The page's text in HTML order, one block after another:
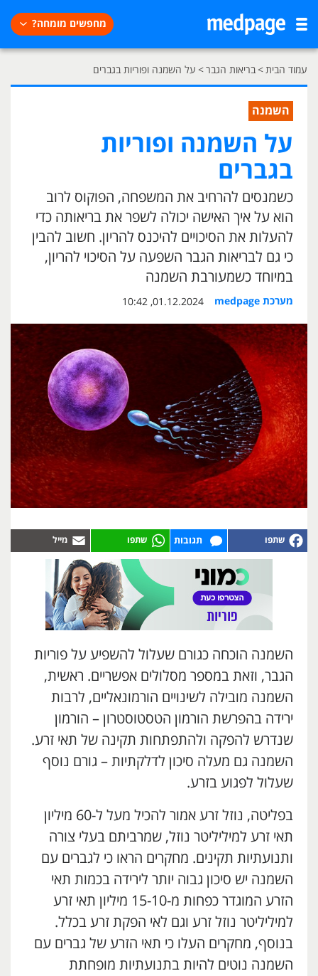
מחפשים מומחה?
עמוד הבית>בריאות הגבר> על השמנה ופוריות בגברים
השמנה
על השמנה ופוריות
בגברים
כשמנסים להרחיב את המשפחה, הפוקוס לרוב
הוא על איך האישה יכולה לשפר את בריאותה כדי
להעלות את הסיכויים להיכנס להריון. חשוב להבין
כי גם לבריאות הגבר השפעה על הסיכוי להריון,
במיוחד כשמעורבת השמנה
מערכת medpage 01.12.2024, 10:42
תגובות
השמנה הוכחה כגורם שעלול להשפיע על פוריות
הגבר, וזאת במספר מסלולים אפשריים. ראשית,
השמנה מובילה לשינויים הורמונאליים, לרבות
ירידה בהפרשת הורמון הטסטוסטרון – הורמון
שנדרש להפקה ולהתפתחות תקינה של תאי זרע.
השמנה גם מעלה סיכון לדלקתיות – גורם נוסף
שעלול לפגוע בזרע.
בפליטה, נוזל זרע אמור להכיל מעל ל-60 מיליון
תאי זרע למיליליטר נוזל, שמרביתם בעלי צורה
ותנועתיות תקינים. מחקרים הראו כי לגברים עם
השמנה יש סיכון גבוה יותר לירידה בכמות תאי
הזרע המוגדר כפחות מ-15-10 מיליון תאי זרע
למיליליטר נוזל זרע וגם לאי הפקת זרע בכלל.
בנוסף, מחקרים העלו כי תאי הזרע של גברים עם
השמנה נוטים להיות בתנועתיות מופחתת